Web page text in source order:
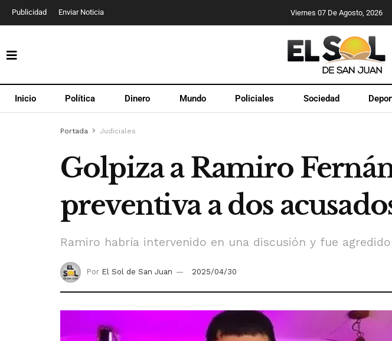
Publicidad Enviar Noticia Viernes 07 De Agosto, 2026
Inicio Política Dinero Mundo Policiales Sociedad
Portada Judiciales
Golpiza a Ramiro
preventiva a dos
Ramiro habría intervenido en una discusión y fue
Por El Sol de San Juan 2025/04/30